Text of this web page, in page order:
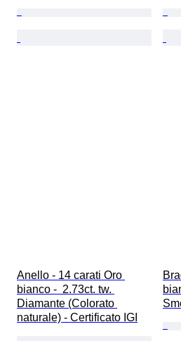
Anello - 14 carati Oro
bianco -  2.73ct. tw.
Diamante (Colorato
naturale) - Certificato IGI